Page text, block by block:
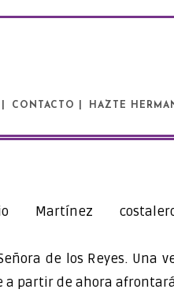
CONTACTO | HAZTE
de los Reyes. Una
a partir de ahora